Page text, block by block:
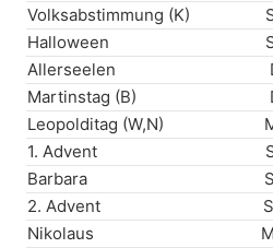
Volksabstimmung (K)
Halloween
Allerseelen
Martinstag (B)
Leopolditag (W,N)
1. Advent
Barbara
2. Advent
Nikolaus